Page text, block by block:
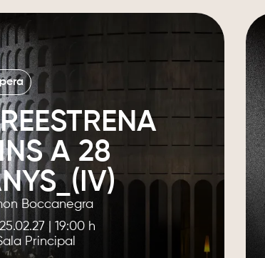
A 28
Boccanegra
19:00 h
Principal